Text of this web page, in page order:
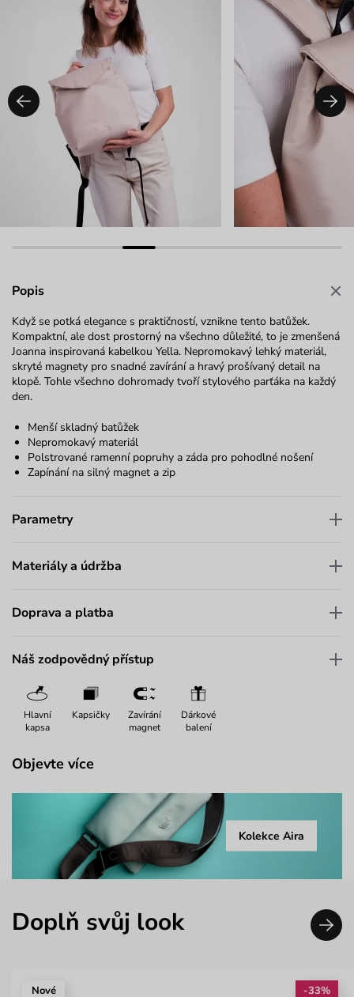
Popis
Když se potká elegance s praktičností, vznikne tento batůžek.
Kompaktní, ale dost prostorný na všechno důležité, to je zmenšená
Joanna inspirovaná kabelkou Yella. Nepromokavý lehký materiál,
skryté magnety pro snadné zavírání a hravý prošívaný detail na
klopě. Tohle všechno dohromady tvoří stylového parťáka na každý
den.
Menší skladný batůžek
Nepromokavý materiál
Polstrované ramenní popruhy a záda pro pohodlné nošení
Zapínání na silný magnet a zip
Parametry
Materiály a údržba
Doprava a platba
Náš zodpovědný přístup
Hlavní
kapsa
Kapsičky
Zavírání
magnet
Dárkové
balení
Objevte více
Kolekce Aira
Doplň svůj look
Nové -33%